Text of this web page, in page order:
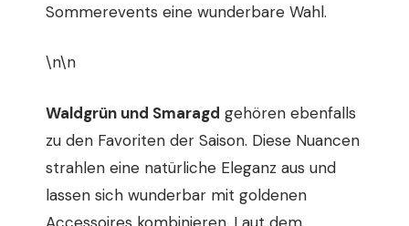
Sommerevents eine wunderbare Wahl.
\n\n
Waldgrün und Smaragd gehören ebenfalls
zu den Favoriten der Saison. Diese Nuancen
strahlen eine natürliche Eleganz aus und
lassen sich wunderbar mit goldenen